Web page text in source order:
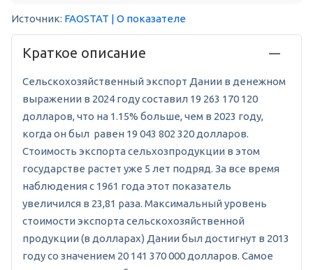
Источник: FAOSTAT | О показателе
Краткое описание
Сельскохозяйственный экспорт Дании в денежном
выражении в 2024 году составил 19 263 170 120
долларов, что на 1.15% больше, чем в 2023 году,
когда он был равен 19 043 802 320 долларов.
Стоимость экспорта сельхозпродукции в этом
государстве растет уже 5 лет подряд. За все время
наблюдения с 1961 года этот показатель
увеличился в 23,81 раза. Максимальный уровень
стоимости экспорта сельскохозяйственной
продукции (в долларах) Дании был достигнут в 2013
году со значением 20 141 370 000 долларов. Самое